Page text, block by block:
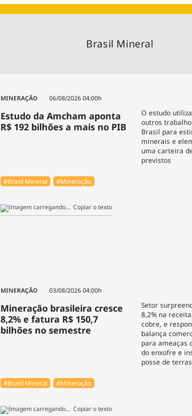
Brasil Mineral
MINERAÇÃO 06/08/2026 04:00h
Estudo da Amcham aponta
R$ 192 bilhões a mais no PIB
O estudo
outros
Brasil para
minerais e
uma carteira
previstos
#Brasil Mineral #Mineração
Copiar o texto
MINERAÇÃO 03/08/2026 04:00h
Mineração brasileira cresce
8,2% e fatura R$ 150,7
bilhões no semestre
Setor
8,2% na
cobre, e
balança
para ameaças
do enxofre e
posse de
#Brasil Mineral #Mineração
Copiar o texto